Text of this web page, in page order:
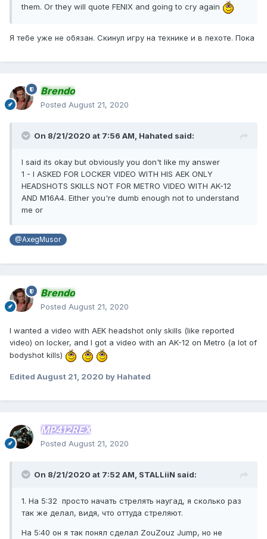
them. Or they will quote FENIX and going to cry again
Я тебе уже не обязан. Скинул игру на технике и в пехоте. Пока
Brendo
Posted August 21, 2020
On 8/21/2020 at 7:56 AM, Hahated said:
I said its okay but obviously you don't like my answer
1 - I ASKED FOR LOCKER VIDEO WITH HIS AEK ONLY
HEADSHOTS SKILLS NOT FOR METRO VIDEO WITH AK-12
AND M16A4. Either you're dumb enough not to understand
me or
@AxegMusor
Brendo
Posted August 21, 2020
I wanted a video with AEK headshot only skills (like reported
video) on locker, and I got a video with an AK-12 on Metro (a lot of
bodyshot kills)
Edited August 21, 2020 by Hahated
MP412REX
Posted August 21, 2020
On 8/21/2020 at 7:52 AM, STALLiiN said:
1. На 5:32 просто начать стрелять наугад, я сколько раз
так же делал, видя, что оттуда стреляют.
На 5:40 он я так понял сделал ZouZouz Jump, но не